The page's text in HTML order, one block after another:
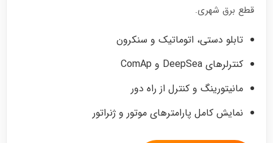
قطع برق شهری.
تابلو دستی، اتوماتیک و سنکرون
کنترلرهای DeepSea و ComAp
مانیتورینگ و کنترل از راه دور
نمایش کامل پارامترهای موتور و ژنراتور